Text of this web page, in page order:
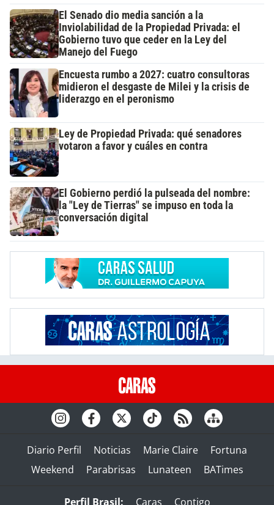
El Senado dio media sanción a la
Inviolabilidad de la Propiedad Privada: el
Gobierno tuvo que ceder en la Ley del
Manejo del Fuego
Encuesta rumbo a 2027: cuatro consultoras
midieron el desgaste de Milei y la crisis de
liderazgo en el peronismo
Ley de Propiedad Privada: qué senadores
votaron a favor y cuáles en contra
El Gobierno perdió la pulseada del nombre:
la "Ley de Tierras" se impuso en toda la
conversación digital
Diario Perfil Noticias Marie Claire
Fortuna
Weekend
Parabrisas Lunateen BATimes
Perfil Brasil: Caras Contigo